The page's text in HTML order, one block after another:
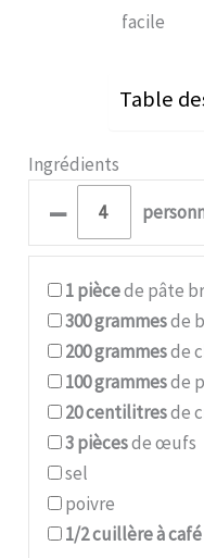
facile
Table
Ingrédients
–
1piècede pâte
300grammesde
200grammesde
100grammesde
20centilitresde
3piècesde œufs
sel
poivre
1/2cuillère à café